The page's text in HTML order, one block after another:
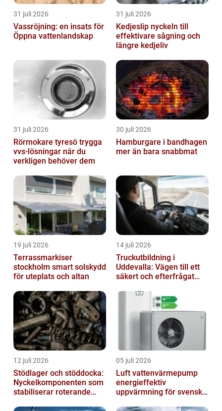
31 juli 2026
Vassröjning: en insats för
Öppna vattenlandskap
31 juli 2026
Kedjeslip nyckeln till
effektivare sågning och
längre kedjeliv
31 juli 2026
Rörmokare tyresö trygga
vvs-lösningar när du
verkligen behöver dem
30 juli 2026
Hamburgare i bandhagen
mer än bara snabbmat
19 juli 2026
Terrassmarkiser
stockholm smart solskydd
för uteplats och altan
14 juli 2026
Truckutbildning i
Uddevalla: Vägen till ett
säkert och efterfrågat
12 juli 2026
Stödlager och stöddocka:
Nyckelkomponenten som
stabiliserar roterande
05 juli 2026
Luft vattenvärmepump
energieffektiv
uppvärmning för svenska